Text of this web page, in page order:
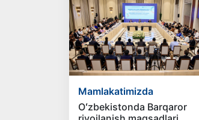
Mamlakatimizda
Oʻzbekistonda Barqaror